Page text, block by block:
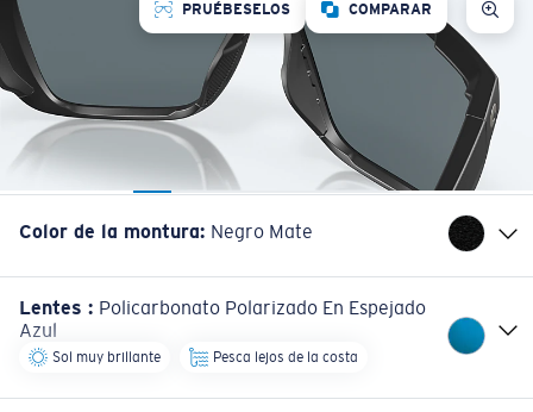
PRUÉBESELOS COMPARAR
Color de la montura: Negro Mate
Lentes : Policarbonato Polarizado En Espejado
Azul
Sol muy brillante Pesca lejos de la costa